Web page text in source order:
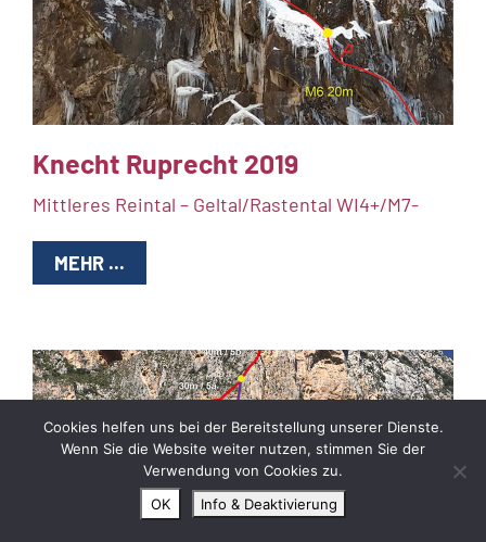
Knecht Ruprecht 2019
Mittleres Reintal – Geltal/Rastental WI4+/M7-
MEHR ...
Cookies helfen uns bei der Bereitstellung unserer Dienste.
Wenn Sie die Website weiter nutzen, stimmen Sie der
Verwendung von Cookies zu.
OK
Info & Deaktivierung